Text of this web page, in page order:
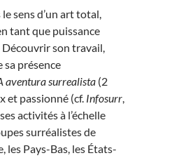
sens d’un art total,
tant que puissance
son travail,
sa présence
aventura surrealista (2
et passionné (cf. Infosurr,
activités à l’échelle
surréalistes de
les Pays-Bas, les États-